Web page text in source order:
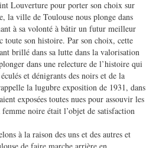
Louverture pour porter son choix sur
la ville de Toulouse nous plonge dans
à sa volonté à bâtir un futur meilleur
toute son histoire. Par son choix, cette
brillé dans sa lutte dans la valorisation
dans une relecture de l’histoire qui
et dénigrants des noirs et de la
la lugubre exposition de 1931, dans
exposées toutes nues pour assouvir les
noire était l’objet de satisfaction
à la raison des uns et des autres et